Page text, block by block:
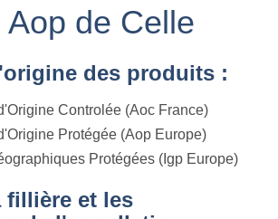
de Celle
des produits :
Controlée (Aoc France)
Protégée (Aop Europe)
Protégées (Igp Europe)
fillière et les